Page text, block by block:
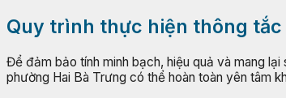
Quy trình thực hiện thông
Để đảm bảo tính minh bạch, hiệu quả và mang
phường Hai Bà Trưng có thể hoàn toàn yên tâm